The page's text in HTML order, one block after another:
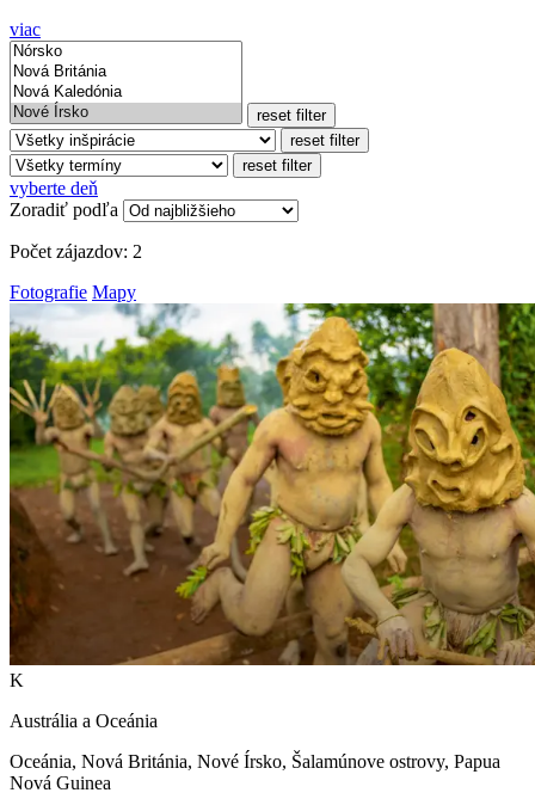
viac
reset filter
reset filter
reset filter
vyberte deň
Zoradiť podľa
Počet zájazdov: 2
Fotografie Mapy
K
Austrália a Oceánia
Oceánia, Nová Británia, Nové Írsko, Šalamúnove ostrovy, Papua
Nová Guinea